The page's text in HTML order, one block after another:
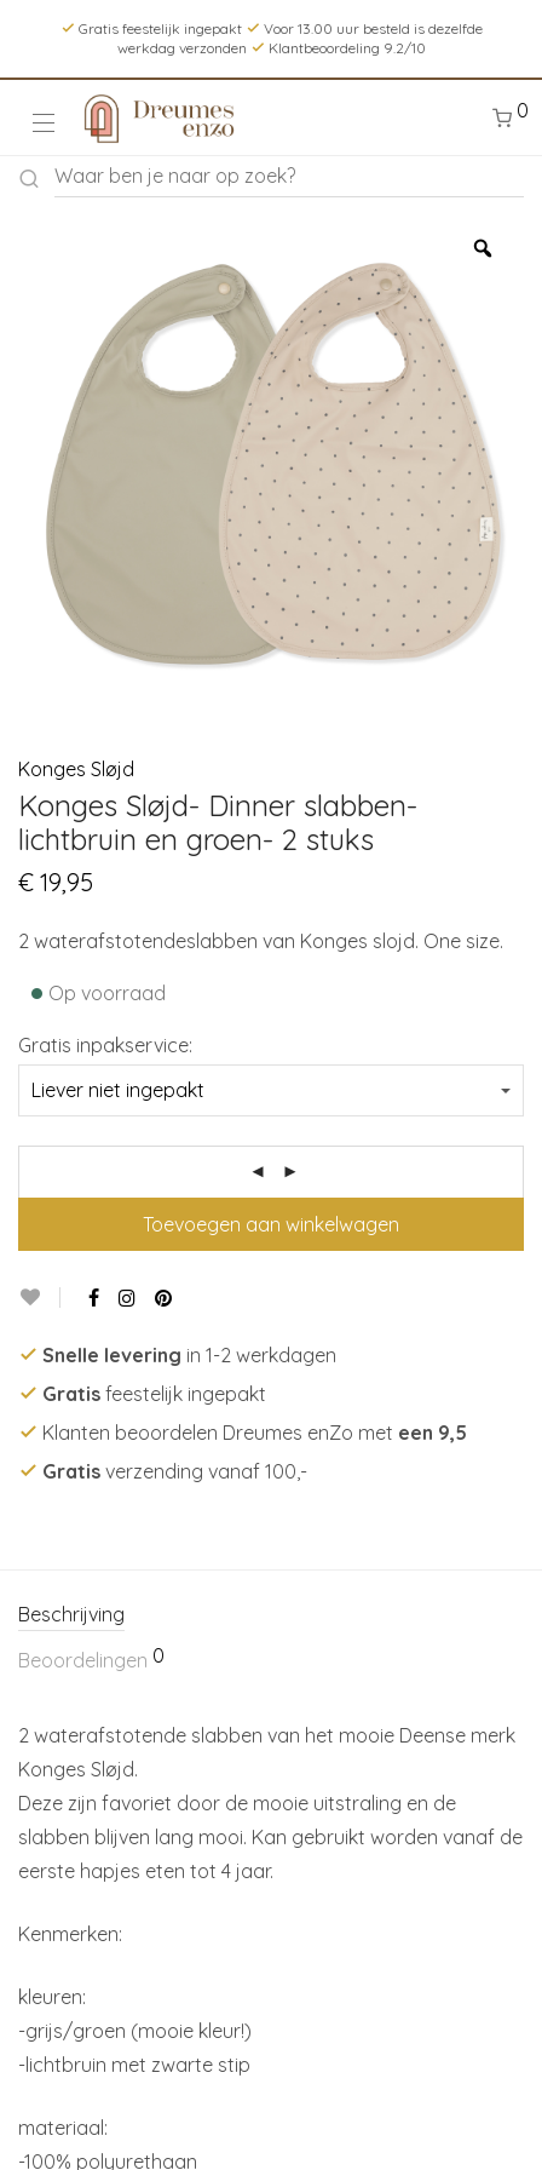
Gratis feestelijk ingepakt
Voor 13.00 uur besteld is dezelfde
werkdag verzonden
Klantbeoordeling 9.2/10
0
Konges Sløjd
Konges Sløjd- Dinner slabben-
lichtbruin en groen- 2 stuks
€ 19,95
2 waterafstotendeslabben van Konges slojd. One size.
• Op voorraad
Gratis inpakservice:
Toevoegen aan winkelwagen
Snelle levering in 1-2 werkdagen
Gratis feestelijk ingepakt
Klanten beoordelen Dreumes enZo met een 9,5
Gratis verzending vanaf 100,-
Beschrijving
Beoordelingen 0
2 waterafstotende slabben van het mooie Deense merk
Konges Sløjd.
Deze zijn favoriet door de mooie uitstraling en de
slabben blijven lang mooi. Kan gebruikt worden vanaf de
eerste hapjes eten tot 4 jaar.
Kenmerken:
kleuren:
-grijs/groen (mooie kleur!)
-lichtbruin met zwarte stip
materiaal:
-100% polyurethaan